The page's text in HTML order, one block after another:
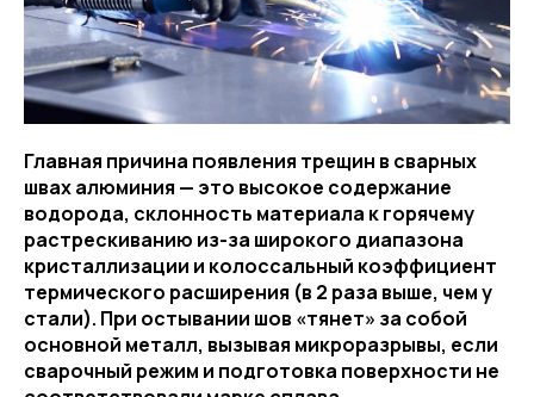
Главная причина появления трещин в сварных
швах алюминия — это высокое содержание
водорода, склонность материала к горячему
растрескиванию из-за широкого диапазона
кристаллизации и колоссальный коэффициент
термического расширения (в 2 раза выше, чем у
стали). При остывании шов «тянет» за собой
основной металл, вызывая микроразрывы, если
сварочный режим и подготовка поверхности не